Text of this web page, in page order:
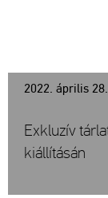
2022. április
Exkluzív
kiállításán